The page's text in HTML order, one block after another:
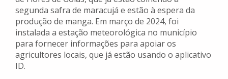
segunda safra de maracujá e estão à espera da
produção de manga. Em março de 2024, foi
instalada a estação meteorológica no município
para fornecer informações para apoiar os
agricultores locais, que já estão usando o aplicativo
ID.